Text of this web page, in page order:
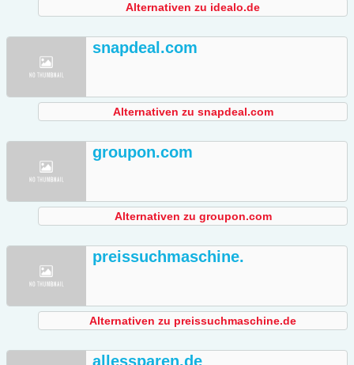
Alternativen zu idealo.de
snapdeal.com
Alternativen zu snapdeal.com
groupon.com
Alternativen zu groupon.com
preissuchmaschine.
Alternativen zu preissuchmaschine.de
allessparen.de